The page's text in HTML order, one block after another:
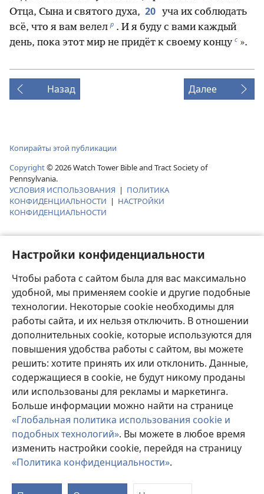
Настройки конфиденциальности
Чтобы работа с сайтом была для вас максимально
удобной, мы применяем cookie и другие подобные
технологии. Некоторые cookie необходимы для
работы сайта, и их нельзя отключить. В отношении
дополнительных cookie, которые используются для
повышения удобства работы с сайтом, вы можете
решить: хотите принять их или отклонить. Данные,
содержащиеся в cookie, не будут никому проданы
или использованы для рекламы и маркетинга.
Больше информации можно найти на странице
«Глобальная политика использования cookie и
подобных технологий». Вы можете в любое время
изменить настройки cookie, перейдя на страницу
«Политика конфиденциальности».
Отца, Сына и святого духа, 20 уча их соблюдать
всё, что я вам велел р . И я буду с вами каждый
день, пока этот мир не придёт к своему концу с ».
Назад Далее
Копирайты этой публикации
Copyright© 2026Watch Tower Bible and Tract Society of
Pennsylvania.
УСЛОВИЯ ИСПОЛЬЗОВАНИЯ | ПОЛИТИКА
КОНФИДЕНЦИАЛЬНОСТИ | НАСТРОЙКИ
КОНФИДЕНЦИАЛЬНОСТИ